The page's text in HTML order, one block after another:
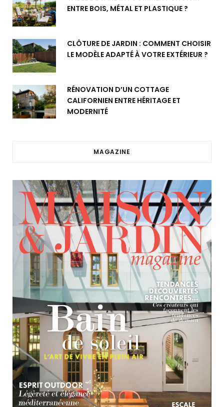
ENTRE BOIS, MÉTAL ET PLASTIQUE ?
CLÔTURE DE JARDIN : COMMENT CHOISIR
LE MODÈLE ADAPTÉ À VOTRE EXTÉRIEUR ?
RÉNOVATION D’UN COTTAGE
CALIFORNIEN ENTRE HÉRITAGE ET
MODERNITÉ
MAGAZINE